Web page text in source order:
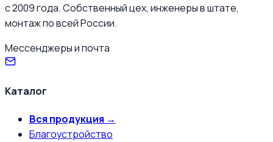
с 2009 года. Собственный цех, инженеры в штате,
монтаж по всей России.
Мессенджеры и почта
Каталог
Вся продукция →
Благоустройство